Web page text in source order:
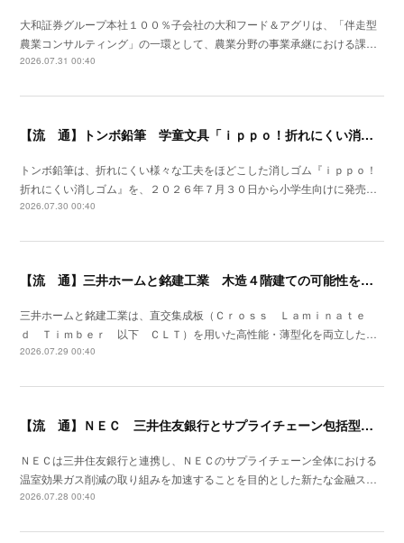
大和証券グループ本社１００％子会社の大和フード＆アグリは、「伴走型
農業コンサルティング」の一環として、農業分野の事業承継における課…
2026.07.31 00:40
【流 通】トンボ鉛筆 学童文具「ｉｐｐｏ！折れにくい消しゴム」発売
トンボ鉛筆は、折れにくい様々な工夫をほどこした消しゴム『ｉｐｐｏ！
折れにくい消しゴム』を、２０２６年７月３０日から小学生向けに発売…
2026.07.30 00:40
【流 通】三井ホームと銘建工業 木造４階建ての可能性を広げる遮音床構造を開発
三井ホームと銘建工業は、直交集成板（Ｃｒｏｓｓ Ｌａｍｉｎａｔｅ
ｄ Ｔｉｍｂｅｒ 以下 ＣＬＴ）を用いた高性能・薄型化を両立した…
2026.07.29 00:40
【流 通】ＮＥＣ 三井住友銀行とサプライチェーン包括型のファイナンススキーム策定
ＮＥＣは三井住友銀行と連携し、ＮＥＣのサプライチェーン全体における
温室効果ガス削減の取り組みを加速することを目的とした新たな金融ス…
2026.07.28 00:40